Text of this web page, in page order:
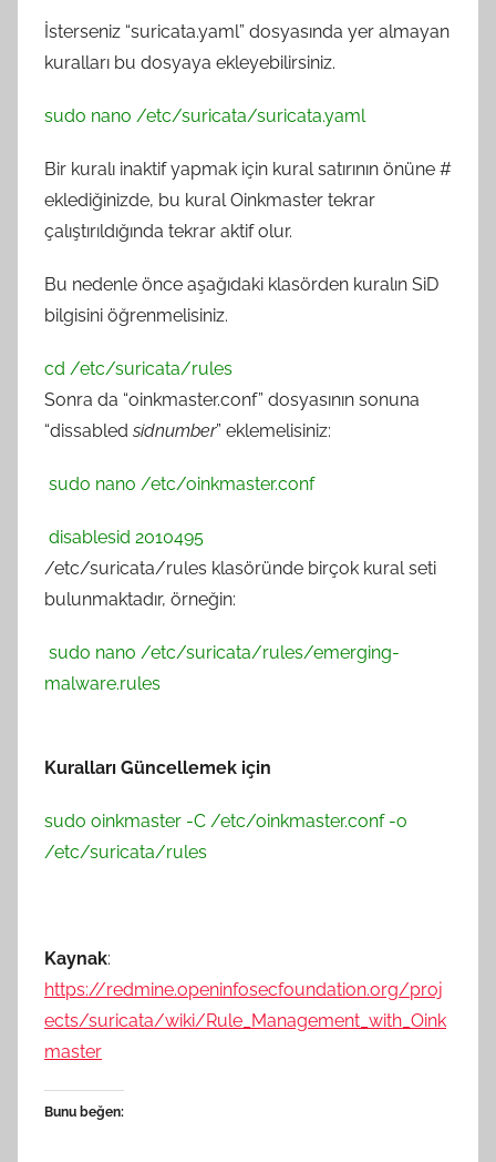
İsterseniz “suricata.yaml” dosyasında yer almayan
kuralları bu dosyaya ekleyebilirsiniz.
sudo nano /etc/suricata/suricata.yaml
Bir kuralı inaktif yapmak için kural satırının önüne #
eklediğinizde, bu kural Oinkmaster tekrar
çalıştırıldığında tekrar aktif olur.
Bu nedenle önce aşağıdaki klasörden kuralın SiD
bilgisini öğrenmelisiniz.
cd /etc/suricata/rules
Sonra da “oinkmaster.conf” dosyasının sonuna
“dissabled sidnumber” eklemelisiniz:
sudo nano /etc/oinkmaster.conf
disablesid 2010495
/etc/suricata/rules klasöründe birçok kural seti
bulunmaktadır, örneğin:
sudo nano /etc/suricata/rules/emerging-
malware.rules
Kuralları Güncellemek için
sudo oinkmaster -C /etc/oinkmaster.conf -o
/etc/suricata/rules
Kaynak:
https://redmine.openinfosecfoundation.org/proj
ects/suricata/wiki/Rule_Management_with_Oink
master
Bunu beğen: